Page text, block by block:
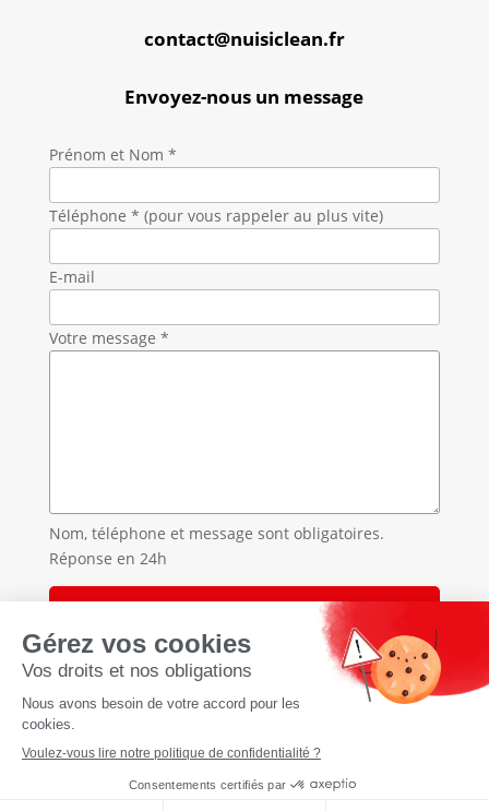
contact@nuisiclean.fr
Envoyez-nous un message
Prénom et Nom *
Téléphone * (pour vous rappeler au plus vite)
E-mail
Votre message *
Nom, téléphone et message sont obligatoires.
Réponse en 24h
»
Traitement des punaises de lit en Haute-Savoie
»Traitement des punaises de lit à Veyrier-du-Lac
À propos
CGU Cookies Politique de